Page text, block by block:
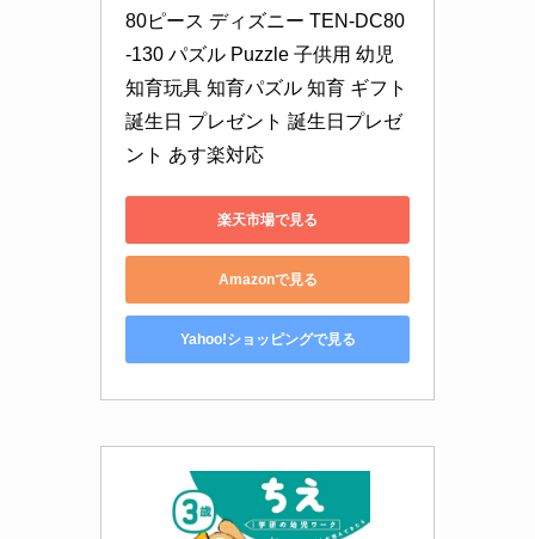
80ピース ディズニー TEN-DC80
-130 パズル Puzzle 子供用 幼児
知育玩具 知育パズル 知育 ギフト
誕生日 プレゼント 誕生日プレゼ
ント あす楽対応
楽天市場で見る
Amazonで見る
Yahoo!ショッピングで見る